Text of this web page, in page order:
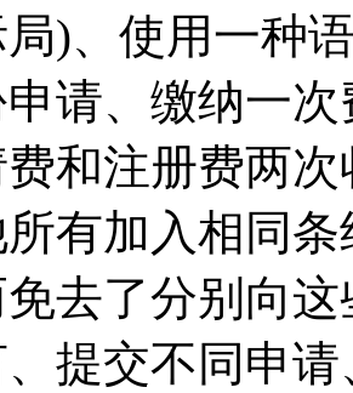
)、使用一种
请、缴纳一
和注册费两
有加入相同
去了分别向
提交不同申